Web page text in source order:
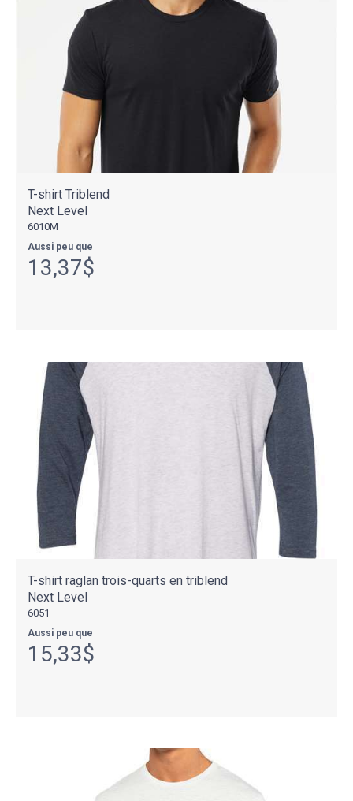
T-shirt Triblend
Next Level
6010M
Aussi peu que
13,37$
T-shirt raglan trois-quarts en triblend
Next Level
6051
Aussi peu que
15,33$